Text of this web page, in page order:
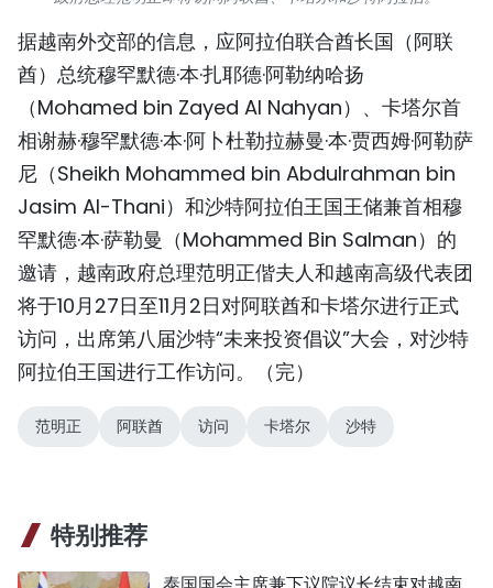
多功能媒体
图表新闻
图库
视频
人民报社简介
TIẾNG VIỆT
据越南外交部的信息，应阿拉伯联合酋长国（阿联
酋）总统穆罕默德·本·扎耶德·阿勒纳哈扬
（Mohamed bin Zayed Al Nahyan）、卡塔尔首
相谢赫·穆罕默德·本·阿卜杜勒拉赫曼·本·贾西姆·阿勒萨
尼（Sheikh Mohammed bin Abdulrahman bin
Jasim Al-Thani）和沙特阿拉伯王国王储兼首相穆
罕默德·本·萨勒曼（Mohammed Bin Salman）的
邀请，越南政府总理范明正偕夫人和越南高级代表团
将于10月27日至11月2日对阿联酋和卡塔尔进行正式
访问，出席第八届沙特“未来投资倡议”大会，对沙特
阿拉伯王国进行工作访问。（完）
范明正 阿联酋 访问 卡塔尔 沙特
特别推荐